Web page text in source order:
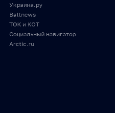
Украина.ру
Baltnews
ТОК и КОТ
Социальный навигатор
Arctic.ru